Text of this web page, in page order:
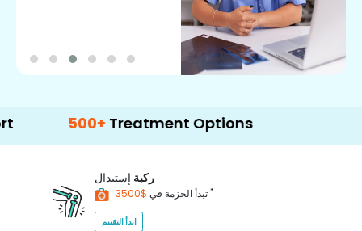
500+ Treatment Options
ركبة إستبدال
تبدأ الحزمة في *
ابدأ التقييم